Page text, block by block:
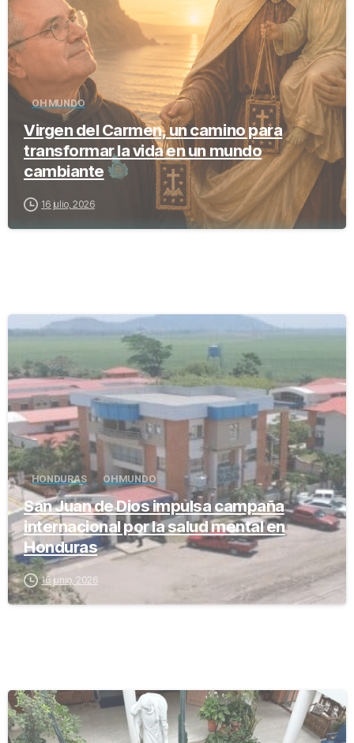
OH MUNDO
Virgen del Carmen, un camino para
transformar la vida en un mundo
cambiante
16 julio, 2026
HONDURAS OH MUNDO
San Juan de Dios impulsa campaña
internacional por la salud mental en
Honduras
16 junio, 2026
-